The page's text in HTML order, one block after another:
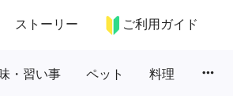
ストーリー ご利用ガイド
・習い事 ペット 料理 more_horiz